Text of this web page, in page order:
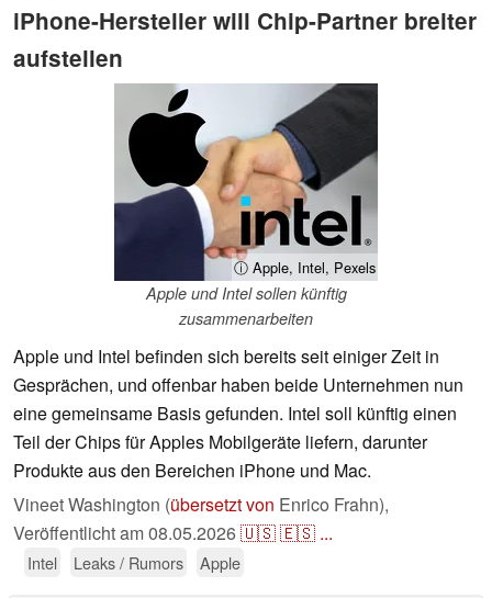
iPhone-Hersteller will Chip-Partner breiter
aufstellen
ⓘ Apple, Intel, Pexels
Apple und Intel sollen künftig
zusammenarbeiten
Apple und Intel befinden sich bereits seit einiger Zeit in
Gesprächen, und offenbar haben beide Unternehmen nun
eine gemeinsame Basis gefunden. Intel soll künftig einen
Teil der Chips für Apples Mobilgeräte liefern, darunter
Produkte aus den Bereichen iPhone und Mac.
Vineet Washington (übersetzt von Enrico Frahn),
Veröffentlicht am08.05.2026🇺🇸🇪🇸 ...
Intel Leaks / Rumors Apple